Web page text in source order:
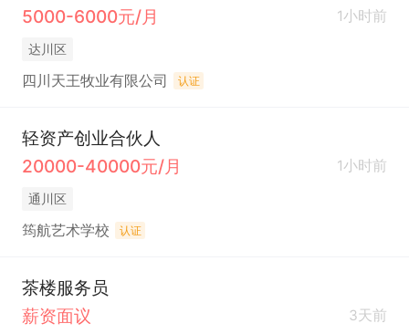
5000-6000元/月
1小时前
达川区
四川天王牧业有限公司 认证
轻资产创业合伙人
20000-40000元/月
1小时前
通川区
筠航艺术学校 认证
茶楼服务员
薪资面议
3天前